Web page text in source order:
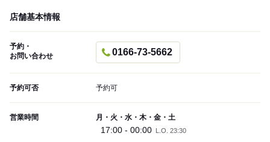
店舗基本情報
予約・
お問い合わせ
0166-73-5662
予約可否 予約可
営業時間 月・火・水・木・金・土
17:00 - 00:00 L.O. 23:30